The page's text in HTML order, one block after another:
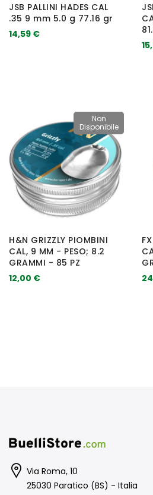
JSB PALLINI HADES CAL
.35 9 mm 5.0 g 77.16 gr
14,59 €
Non
Disponibile
H&N GRIZZLY PIOMBINI
CAL, 9 MM - PESO; 8.2
GRAMMI - 85 PZ
12,00 €
Via Roma, 10
25030 Paratico (BS) - Italia